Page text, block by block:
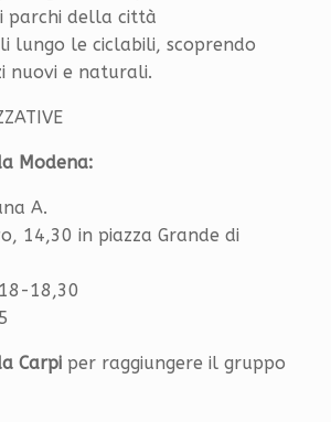
parchi della città
lungo le ciclabili, scoprendo
nuovi e naturali.
Modena:
A.
14,30 in piazza Grande di
18,30
Carpi per raggiungere il gruppo